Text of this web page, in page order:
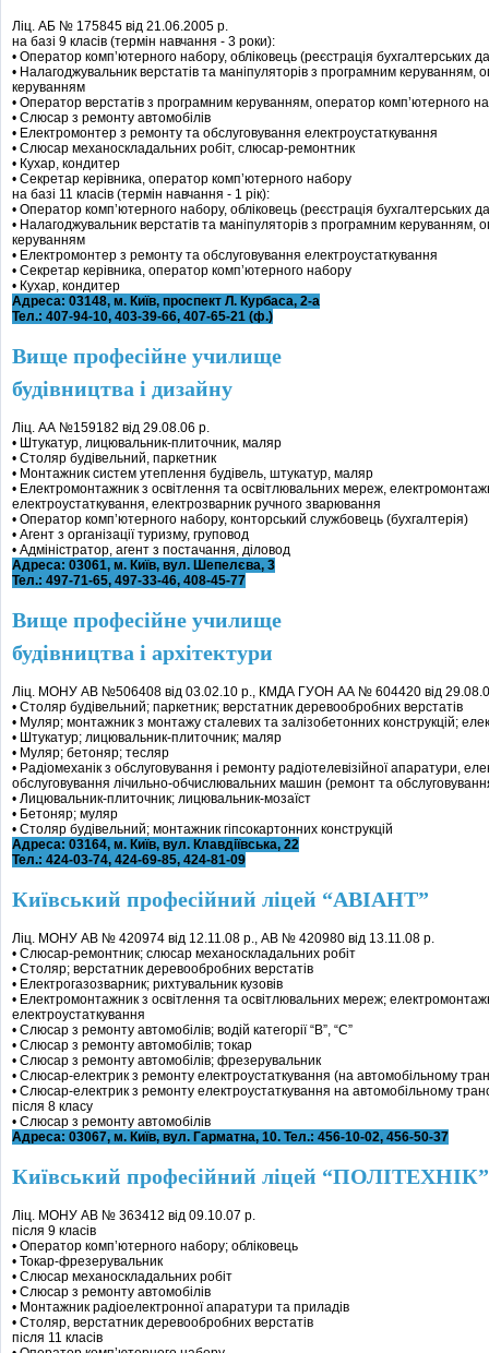
Ліц. АБ № 175845 від 21.06.2005 р.
на базі 9 класів (термін навчання - 3 роки):
• Оператор комп’ютерного набору, обліковець (реєстрація бухгалтерських
• Налагоджувальник верстатів та маніпуляторів з програмним керуванням,
керуванням
• Оператор верстатів з програмним керуванням, оператор комп’ютерного
• Слюсар з ремонту автомобілів
• Електромонтер з ремонту та обслуговування електроустаткування
• Слюсар механоскладальних робіт, слюсар-ремонтник
• Кухар, кондитер
• Секретар керівника, оператор комп’ютерного набору
на базі 11 класів (термін навчання - 1 рік):
• Оператор комп’ютерного набору, обліковець (реєстрація бухгалтерських
• Налагоджувальник верстатів та маніпуляторів з програмним керуванням,
керуванням
• Електромонтер з ремонту та обслуговування електроустаткування
• Секретар керівника, оператор комп’ютерного набору
• Кухар, кондитер
Адреса: 03148, м. Київ, проспект Л. Курбаса, 2-а
Тел.: 407-94-10, 403-39-66, 407-65-21 (ф.)
Вище професійне училище
будівництва і дизайну
Ліц. АА №159182 від 29.08.06 р.
• Штукатур, лицювальник-плиточник, маляр
• Столяр будівельний, паркетник
• Монтажник систем утеплення будівель, штукатур, маляр
• Електромонтажник з освітлення та освітлювальних мереж,
електроустаткування, електрозварник ручного зварювання
• Оператор комп’ютерного набору, конторський службовець (бухгалтерія)
• Агент з організації туризму, груповод
• Адміністратор, агент з постачання, діловод
Адреса: 03061, м. Київ, вул. Шепелєва, 3
Тел.: 497-71-65, 497-33-46, 408-45-77
Вище професійне училище
будівництва і архітектури
Ліц. МОНУ АВ №506408 від 03.02.10 р., КМДА ГУОН АА № 604420 від
• Столяр будівельний; паркетник; верстатник деревообробних верстатів
• Муляр; монтажник з монтажу сталевих та залізобетонних конструкцій;
• Штукатур; лицювальник-плиточник; маляр
• Муляр; бетоняр; тесляр
• Радіомеханік з обслуговування і ремонту радіотелевізійної апаратури,
обслуговування лічильно-обчислювальних машин (ремонт та
• Лицювальник-плиточник; лицювальник-мозаїст
• Бетоняр; муляр
• Столяр будівельний; монтажник гіпсокартонних конструкцій
Адреса: 03164, м. Київ, вул. Клавдіївська, 22
Тел.: 424-03-74, 424-69-85, 424-81-09
Київський професійний ліцей “АВІАНТ”
Ліц. МОНУ АВ № 420974 від 12.11.08 р., АВ № 420980 від 13.11.08 р.
• Слюсар-ремонтник; слюсар механоскладальних робіт
• Столяр; верстатник деревообробних верстатів
• Електрогазозварник; рихтувальник кузовів
• Електромонтажник з освітлення та освітлювальних мереж;
електроустаткування
• Слюсар з ремонту автомобілів; водій категорії “В”, “С”
• Слюсар з ремонту автомобілів; токар
• Слюсар з ремонту автомобілів; фрезерувальник
• Слюсар-електрик з ремонту електроустаткування (на автомобільному
• Слюсар-електрик з ремонту електроустаткування на автомобільному
після 8 класу
• Слюсар з ремонту автомобілів
Адреса: 03067, м. Київ, вул. Гарматна, 10. Тел.: 456-10-02, 456-50-37
Київський професійний ліцей “ПОЛІТЕХНІК”
Ліц. МОНУ АВ № 363412 від 09.10.07 р.
після 9 класів
• Оператор комп’ютерного набору; обліковець
• Токар-фрезерувальник
• Слюсар механоскладальних робіт
• Слюсар з ремонту автомобілів
• Монтажник радіоелектронної апаратури та приладів
• Столяр, верстатник деревообробних верстатів
після 11 класів